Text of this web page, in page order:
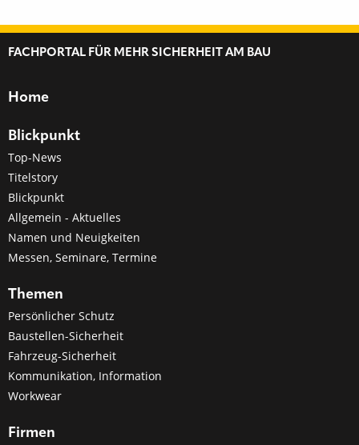
FACHPORTAL FÜR MEHR SICHERHEIT AM BAU
Home
Blickpunkt
Top-News
Titelstory
Blickpunkt
Allgemein - Aktuelles
Namen und Neuigkeiten
Messen, Seminare, Termine
Themen
Persönlicher Schutz
Baustellen-Sicherheit
Fahrzeug-Sicherheit
Kommunikation, Information
Workwear
Firmen